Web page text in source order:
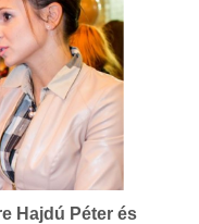
Hajdú Péter és